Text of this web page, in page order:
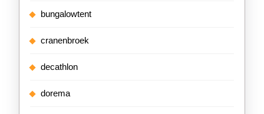
bungalowtent
cranenbroek
decathlon
dorema